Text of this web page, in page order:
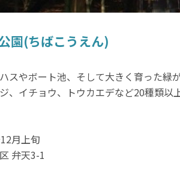
園(ちばこうえん)
スやボート池、そして大きく育った緑
、イチョウ、トウカエデなど20種類
月上旬
弁天3-1